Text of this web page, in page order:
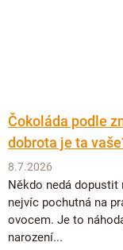
Čokoláda podle
dobrota je ta
8.7.2026
Někdo nedá
nejvíc pochutná na
ovocem. Je to
narození...